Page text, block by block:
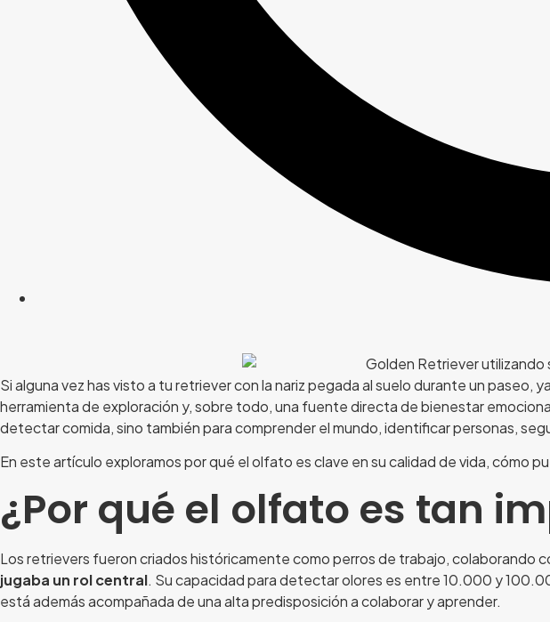
Si alguna vez has visto a tu retriever con la nariz pegada al suelo durante un paseo,
herramienta de exploración y, sobre todo, una fuente directa de bienestar
detectar comida, sino también para comprender el mundo, identificar personas,
En este artículo exploramos por qué el olfato es clave en su calidad de vida, cómo
¿Por qué el olfato es tan
Los retrievers fueron criados históricamente como perros de trabajo, colaborando
jugaba un rol central. Su capacidad para detectar olores es entre 10.000 y
está además acompañada de una alta predisposición a colaborar y aprender.